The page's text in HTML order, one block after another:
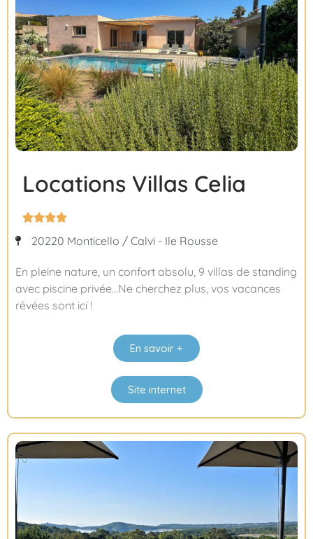
Locations Villas Celia

20220 Monticello / Calvi - Ile Rousse
En pleine nature, un confort absolu, 9 villas de standing
avec piscine privée…Ne cherchez plus, vos vacances
rêvées sont ici !
En savoir +
Site internet